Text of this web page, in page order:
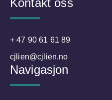
+ 47 90 61 61 89
cjlien@cjlien.no
Navigasjon